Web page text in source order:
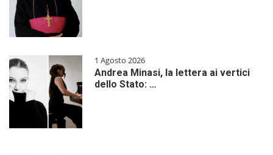
1 Agosto 2026
Andrea Minasi, la lettera ai vertici
dello Stato: …